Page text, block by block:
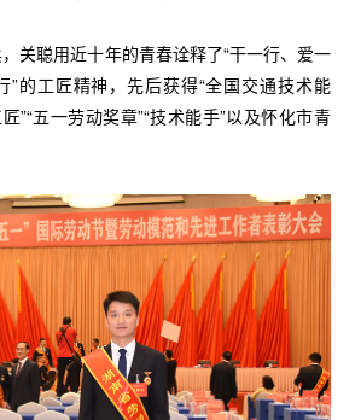
关聪用近十年的青春诠释了“干一行、爱一
”的工匠精神，先后获得“全国交通技术能
”“五一劳动奖章”“技术能手”以及怀化市青